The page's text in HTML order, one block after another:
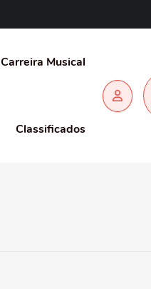
Carreira Musical
Classificados